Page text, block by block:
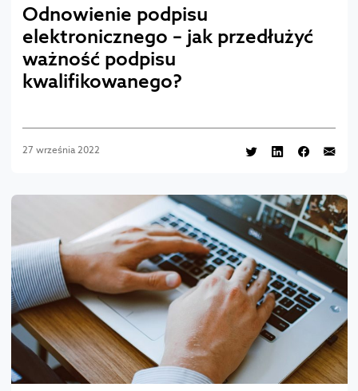
Odnowienie podpisu
elektronicznego – jak przedłużyć
ważność podpisu
kwalifikowanego?
27 września 2022